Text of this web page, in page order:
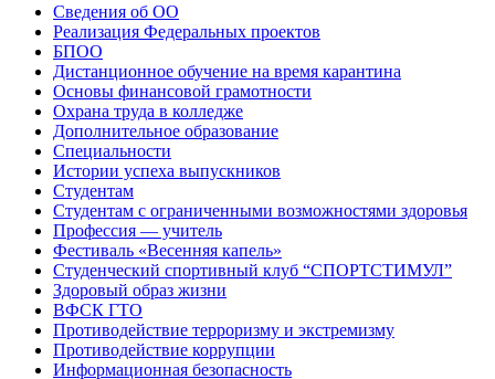
Сведения об ОО
Реализация Федеральных проектов
БПОО
Дистанционное обучение на время карантина
Основы финансовой грамотности
Охрана труда в колледже
Дополнительное образование
Специальности
Истории успеха выпускников
Студентам
Студентам с ограниченными возможностями здоровья
Профессия — учитель
Фестиваль «Весенняя капель»
Студенческий спортивный клуб “СПОРТСТИМУЛ”
Здоровый образ жизни
ВФСК ГТО
Противодействие терроризму и экстремизму
Противодействие коррупции
Информационная безопасность